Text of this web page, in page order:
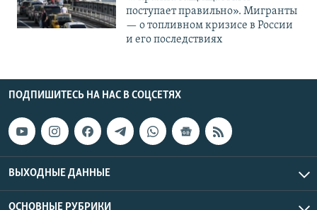
поступает правильно». Мигранты
— о топливном кризисе в России
и его последствиях
ПОДПИШИТЕСЬ НА НАС В СОЦСЕТЯХ
ВЫХОДНЫЕ ДАННЫЕ
ОСНОВНЫЕ РУБРИКИ